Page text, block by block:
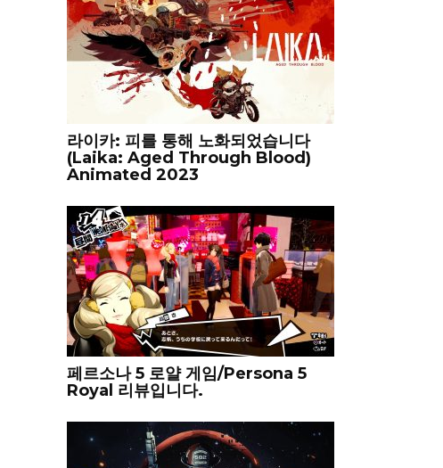
라이카: 피를 통해 노화되었습니다
(Laika: Aged Through Blood)
Animated 2023
페르소나 5 로얄 게임/Persona 5
Royal 리뷰입니다.